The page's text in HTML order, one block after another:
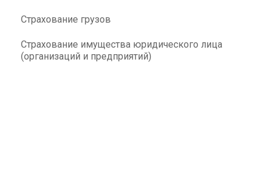
Страхование грузов
Страхование имущества юридического лица
(организаций и предприятий)